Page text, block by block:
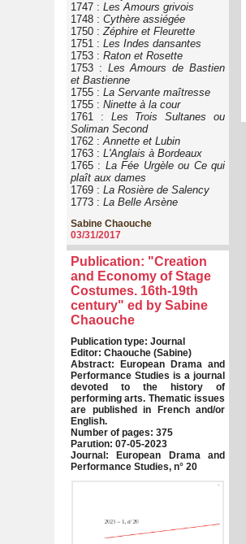
1747 : Les Amours grivois
1748 : Cythère assiégée
1750 : Zéphire et Fleurette
1751 : Les Indes dansantes
1753 : Raton et Rosette
1753 : Les Amours de Bastien
et Bastienne
1755 : La Servante maîtresse
1755 : Ninette à la cour
1761 : Les Trois Sultanes ou
Soliman Second
1762 : Annette et Lubin
1763 : L'Anglais à Bordeaux
1765 : La Fée Urgèle ou Ce qui
plaît aux dames
1769 : La Rosière de Salency
1773 : La Belle Arsène
Sabine Chaouche
03/31/2017
Publication: "Creation
and Economy of Stage
Costumes. 16th-19th
century" ed by Sabine
Chaouche
Publication type: Journal
Editor: Chaouche (Sabine)
Abstract: European Drama and
Performance Studies is a journal
devoted to the history of
performing arts. Thematic issues
are published in French and/or
English.
Number of pages: 375
Parution: 07-05-2023
Journal: European Drama and
Performance Studies, n° 20